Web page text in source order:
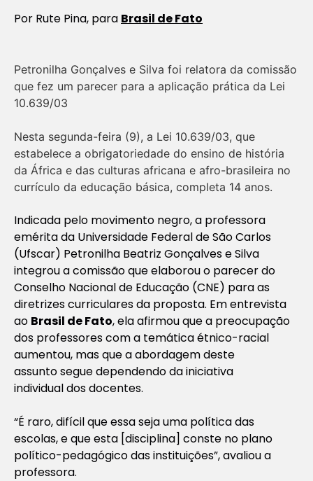
Por Rute Pina, para Brasil de Fato
Petronilha Gonçalves e Silva foi relatora da comissão
que fez um parecer para a aplicação prática da Lei
10.639/03
Nesta segunda-feira (9), a Lei 10.639/03, que
estabelece a obrigatoriedade do ensino de história
da África e das culturas africana e afro-brasileira no
currículo da educação básica, completa 14 anos.
Indicada pelo movimento negro, a professora
emérita da Universidade Federal de São Carlos
(Ufscar) Petronilha Beatriz Gonçalves e Silva
integrou a comissão que elaborou o parecer do
Conselho Nacional de Educação (CNE) para as
diretrizes curriculares da proposta. Em entrevista
ao Brasil de Fato, ela afirmou que a preocupação
dos professores com a temática étnico-racial
aumentou, mas que a abordagem deste
assunto segue dependendo da iniciativa
individual dos docentes.
“É raro, difícil que essa seja uma política das
escolas, e que esta [disciplina] conste no plano
político-pedagógico das instituições”, avaliou a
professora.